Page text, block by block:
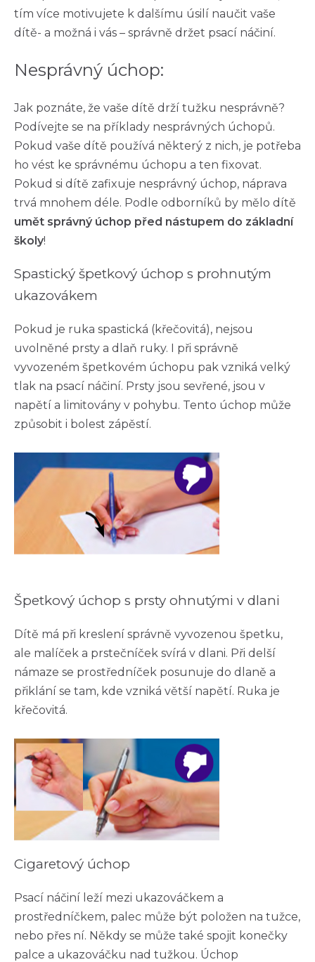
tím více motivujete k dalšímu úsilí naučit vaše
dítě- a možná i vás – správně držet psací náčiní.
Nesprávný úchop:
Jak poznáte, že vaše dítě drží tužku nesprávně?
Podívejte se na příklady nesprávných úchopů.
Pokud vaše dítě používá některý z nich, je potřeba
ho vést ke správnému úchopu a ten fixovat.
Pokud si dítě zafixuje nesprávný úchop, náprava
trvá mnohem déle. Podle odborníků by mělo dítě
umět správný úchop před nástupem do základní
školy!
Spastický špetkový úchop s prohnutým
ukazovákem
Pokud je ruka spastická (křečovitá), nejsou
uvolněné prsty a dlaň ruky. I při správně
vyvozeném špetkovém úchopu pak vzniká velký
tlak na psací náčiní. Prsty jsou sevřené, jsou v
napětí a limitovány v pohybu. Tento úchop může
způsobit i bolest zápěstí.
Špetkový úchop s prsty ohnutými v dlani
Dítě má při kreslení správně vyvozenou špetku,
ale malíček a prstečníček svírá v dlani. Při delší
námaze se prostředníček posunuje do dlaně a
přiklání se tam, kde vzniká větší napětí. Ruka je
křečovitá.
Cigaretový úchop
Psací náčiní leží mezi ukazováčkem a
prostředníčkem, palec může být položen na tužce,
nebo přes ní. Někdy se může také spojit konečky
palce a ukazováčku nad tužkou. Úchop